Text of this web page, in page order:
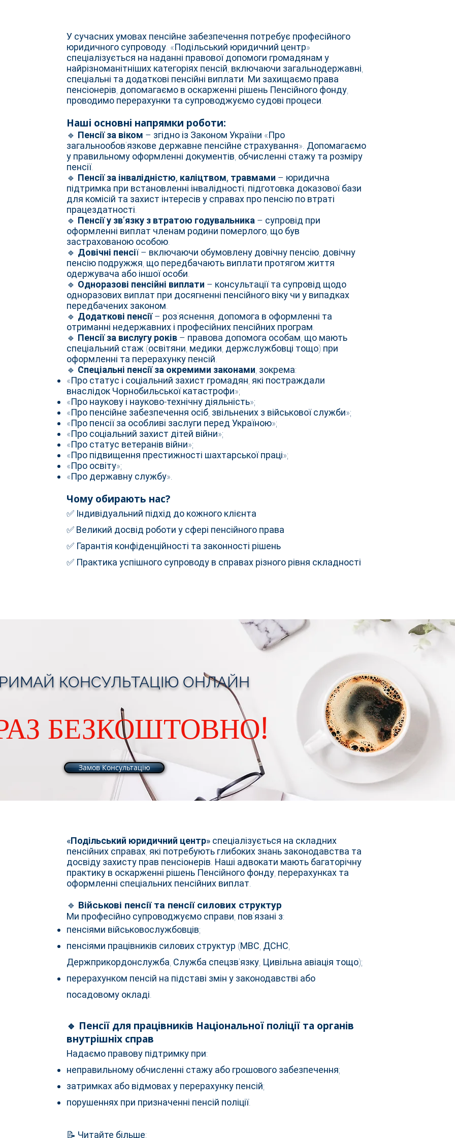
У сучасних умовах пенсійне забезпечення потребує професійного
юридичного супроводу. «Подільський юридичний центр»
спеціалізується на наданні правової допомоги громадянам у
найрізноманітніших категоріях пенсій, включаючи загальнодержавні,
спеціальні та додаткові пенсійні виплати. Ми захищаємо права
пенсіонерів, допомагаємо в оскарженні рішень Пенсійного фонду,
проводимо перерахунки та супроводжуємо судові процеси.
Наші основні напрямки роботи:
🔹 Пенсії за віком – згідно із Законом України «Про
загальнообов’язкове державне пенсійне страхування». Допомагаємо
у правильному оформленні документів, обчисленні стажу та розміру
пенсії.
🔹 Пенсії за інвалідністю, каліцтвом, травмами – юридична
підтримка при встановленні інвалідності, підготовка доказової бази
для комісій та захист інтересів у справах про пенсію по втраті
працездатності.
🔹 Пенсії у зв’язку з втратою годувальника – супровід при
оформленні виплат членам родини померлого, що був
застрахованою особою.
🔹 Довічні пенсії – включаючи обумовлену довічну пенсію, довічну
пенсію подружжя, що передбачають виплати протягом життя
одержувача або іншої особи.
🔹 Одноразові пенсійні виплати – консультації та супровід щодо
одноразових виплат при досягненні пенсійного віку чи у випадках
передбачених законом.
🔹 Додаткові пенсії– роз’яснення, допомога в оформленні та
отриманні недержавних і професійних пенсійних програм.
🔹 Пенсії за вислугу років – правова допомога особам, що мають
спеціальний стаж (освітяни, медики, держслужбовці тощо) при
оформленні та перерахунку пенсій.
🔹 Спеціальні пенсії за окремими законами , зокрема:
«Про статус і соціальний захист громадян, які постраждали
внаслідок Чорнобильської катастрофи»;
«Про наукову і науково-технічну діяльність»;
«Про пенсійне забезпечення осіб, звільнених з військової служби»;
«Про пенсії за особливі заслуги перед Україною»;
«Про соціальний захист дітей війни»;
«Про статус ветеранів війни»;
«Про підвищення престижності шахтарської праці»;
«Про освіту»;
«Про державну службу».
Чому обирають нас?
✅ Індивідуальний підхід до кожного клієнта
✅ Великий досвід роботи у сфері пенсійного права
✅ Гарантія конфіденційності та законності рішень
✅ Практика успішного супроводу в справах різного рівня складності
КОНСУЛЬТАЦІЮ ОНЛАЙН
БЕЗКОШТОВНО!
Замов Консультацію
«Подільський юридичний центр» спеціалізується на складних
пенсійних справах, які потребують глибоких знань законодавства та
досвіду захисту прав пенсіонерів. Наші адвокати мають багаторічну
практику в оскарженні рішень Пенсійного фонду, перерахунках та
оформленні спеціальних пенсійних виплат.
🔹 Військові пенсії та пенсії силових структур
Ми професійно супроводжуємо справи, пов’язані з:
пенсіями військовослужбовців;
пенсіями працівників силових структур (МВС, ДСНС,
Держприкордонслужба, Служба спецзв'язку, Цивільна авіація тощо);
перерахунком пенсій на підставі змін у законодавстві або
посадовому окладі.
🔹 Пенсії для працівників Національної поліції та органів
внутрішніх справ
Надаємо правову підтримку при:
неправильному обчисленні стажу або грошового забезпечення;
затримках або відмовах у перерахунку пенсій;
порушеннях при призначенні пенсій поліції.
📝 Читайте більше: